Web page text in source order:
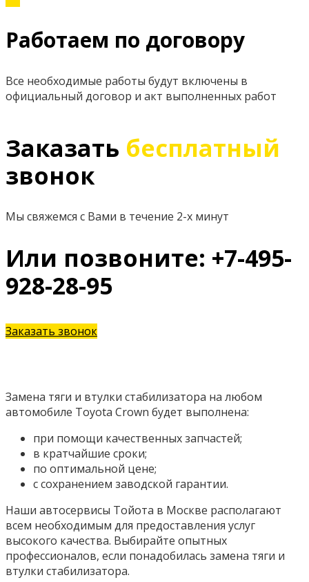
Работаем по договору
Все необходимые работы будут включены в
официальный договор и акт выполненных работ
Заказать бесплатный
звонок
Мы свяжемся с Вами в течение 2-х минут
Или позвоните: +7-495-
928-28-95
Заказать звонок
Замена тяги и втулки стабилизатора на любом
автомобиле Toyota Crown будет выполнена:
при помощи качественных запчастей;
в кратчайшие сроки;
по оптимальной цене;
с сохранением заводской гарантии.
Наши автосервисы Тойота в Москве располагают
всем необходимым для предоставления услуг
высокого качества. Выбирайте опытных
профессионалов, если понадобилась замена тяги и
втулки стабилизатора.